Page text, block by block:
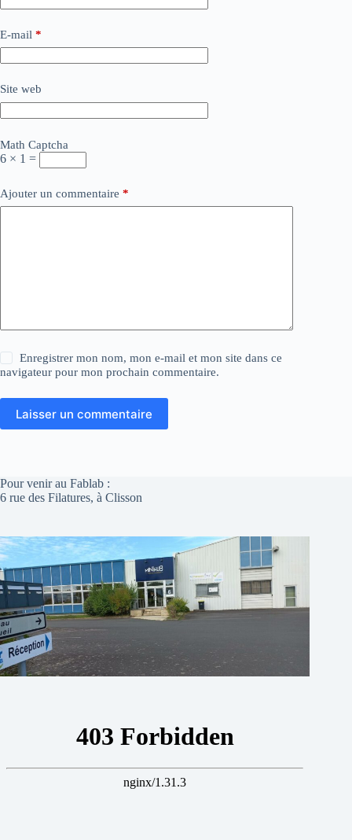
E-mail *
Site web
Math Captcha
6 × 1 =
Ajouter un commentaire *
Enregistrer mon nom, mon e-mail et mon site dans ce
navigateur pour mon prochain commentaire.
Laisser un commentaire
Pour venir au Fablab :
6 rue des Filatures, à Clisson